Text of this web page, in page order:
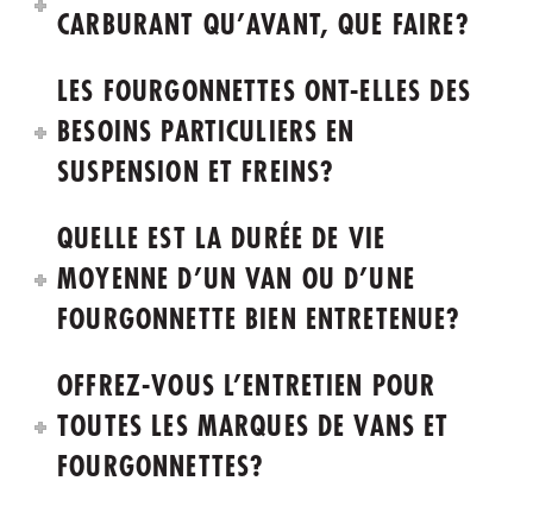
CARBURANT QU’AVANT, QUE FAIRE?
LES FOURGONNETTES ONT-ELLES DES
BESOINS PARTICULIERS EN
SUSPENSION ET FREINS?
QUELLE EST LA DURÉE DE VIE
MOYENNE D’UN VAN OU D’UNE
FOURGONNETTE BIEN ENTRETENUE?
OFFREZ-VOUS L’ENTRETIEN POUR
TOUTES LES MARQUES DE VANS ET
FOURGONNETTES?